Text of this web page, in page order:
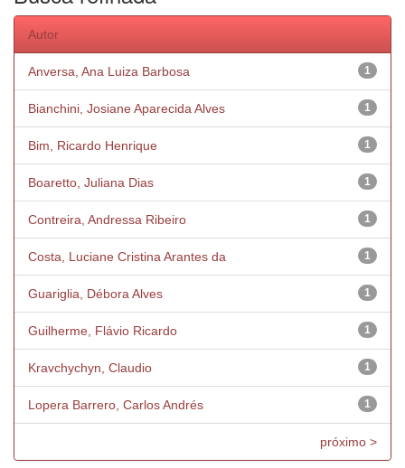
Autor
1
Anversa, Ana Luiza Barbosa
1
Bianchini, Josiane Aparecida Alves
1
Bim, Ricardo Henrique
1
Boaretto, Juliana Dias
1
Contreira, Andressa Ribeiro
1
Costa, Luciane Cristina Arantes da
1
Guariglia, Débora Alves
1
Guilherme, Flávio Ricardo
1
Kravchychyn, Claudio
1
Lopera Barrero, Carlos Andrés
próximo >